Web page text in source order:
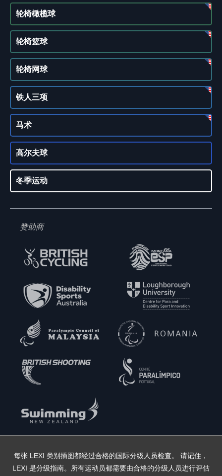
轮椅橄榄球
轮椅篮球
轮椅网球
铁人三项
马术
高尔夫球
冬季运动
赞助商
每张 LEXI 类别插图都经过合格的国际分级人员检查。 请记住，
LEXI 是分级指南。所有运动员都需要由合格的分级人员进行评估